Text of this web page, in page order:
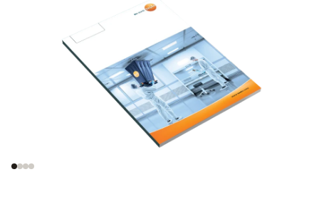
Misure nelle
Norme essenziali sui
metodi di prova